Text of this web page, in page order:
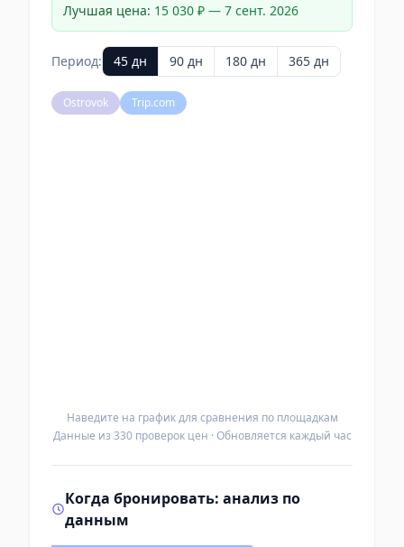
Лучшая цена: 15 030 ₽ — 7 сент. 2026
Период: 45 дн 90 дн 180 дн 365 дн
Ostrovok Trip.com
Наведите на график для сравнения по площадкам
Данные из 330 проверок цен · Обновляется каждый час
Когда бронировать: анализ по
данным